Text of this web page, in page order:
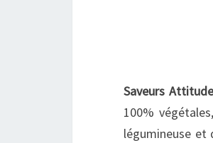
Saveurs
100%
légumineuse et